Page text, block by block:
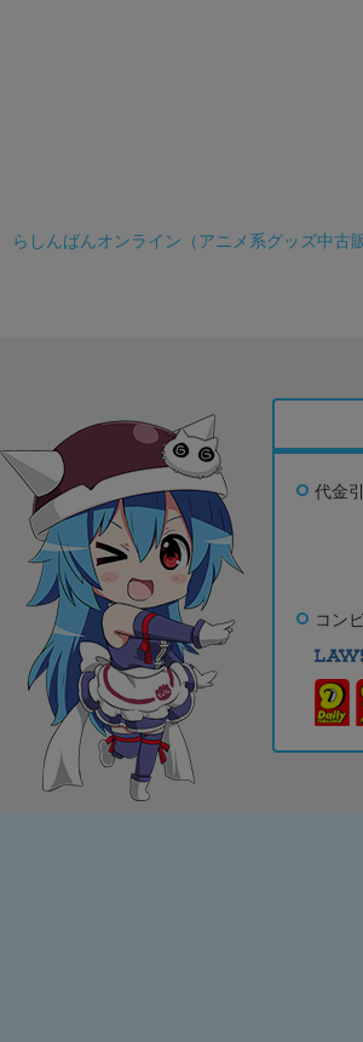
らしんばんオンライン（アニメ系グッズ中古
代金
コン